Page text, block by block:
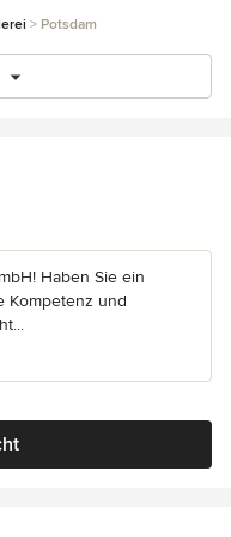
Potsdam
5 Sternen
Haben Sie ein
Kompetenz und